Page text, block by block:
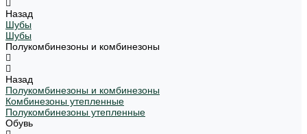
Назад
Шубы
Шубы
Полукомбинезоны и комбинезоны
Назад
Полукомбинезоны и комбинезоны
Комбинезоны утепленные
Полукомбинезоны утепленные
Обувь